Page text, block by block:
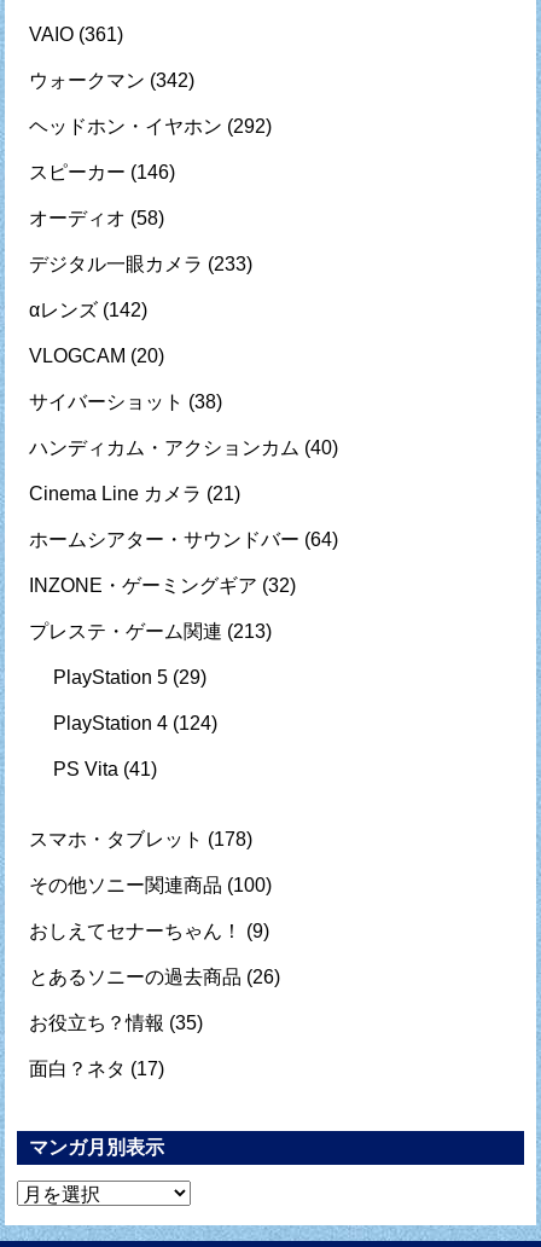
VAIO (361)
ウォークマン (342)
ヘッドホン・イヤホン (292)
スピーカー (146)
オーディオ (58)
デジタル一眼カメラ (233)
αレンズ (142)
VLOGCAM (20)
サイバーショット (38)
ハンディカム・アクションカム (40)
Cinema Line カメラ (21)
ホームシアター・サウンドバー (64)
INZONE・ゲーミングギア (32)
プレステ・ゲーム関連 (213)
PlayStation 5 (29)
PlayStation 4 (124)
PS Vita (41)
スマホ・タブレット (178)
その他ソニー関連商品 (100)
おしえてセナーちゃん！ (9)
とあるソニーの過去商品 (26)
お役立ち？情報 (35)
面白？ネタ (17)
マンガ月別表示
マ
ン